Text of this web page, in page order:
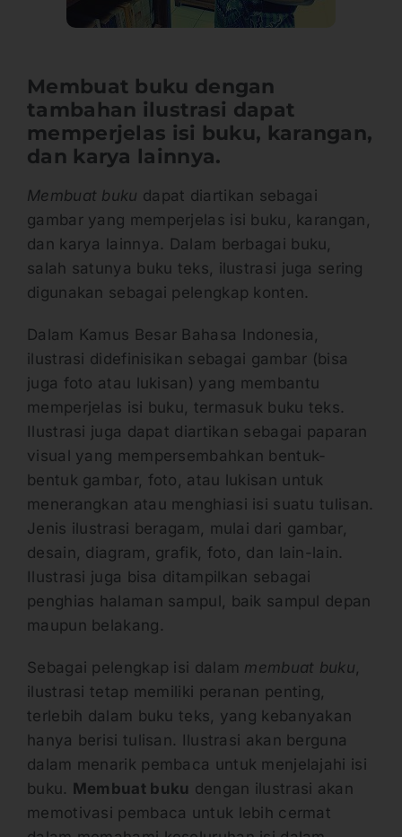
Membuat buku dengan
tambahan ilustrasi dapat
memperjelas isi buku, karangan,
dan karya lainnya.
Membuat buku dapat diartikan sebagai
gambar yang memperjelas isi buku, karangan,
dan karya lainnya. Dalam berbagai buku,
salah satunya buku teks, ilustrasi juga sering
digunakan sebagai pelengkap konten.
Dalam Kamus Besar Bahasa Indonesia,
ilustrasi didefinisikan sebagai gambar (bisa
juga foto atau lukisan) yang membantu
memperjelas isi buku, termasuk buku teks.
Ilustrasi juga dapat diartikan sebagai paparan
visual yang mempersembahkan bentuk-
bentuk gambar, foto, atau lukisan untuk
menerangkan atau menghiasi isi suatu tulisan.
Jenis ilustrasi beragam, mulai dari gambar,
desain, diagram, grafik, foto, dan lain-lain.
Ilustrasi juga bisa ditampilkan sebagai
penghias halaman sampul, baik sampul depan
maupun belakang.
Sebagai pelengkap isi dalam membuat buku
ilustrasi tetap memiliki peranan penting,
terlebih dalam buku teks, yang kebanyakan
hanya berisi tulisan. Ilustrasi akan berguna
dalam menarik pembaca untuk menjelajahi isi
buku. Membuat buku dengan ilustrasi akan
memotivasi pembaca untuk lebih cermat